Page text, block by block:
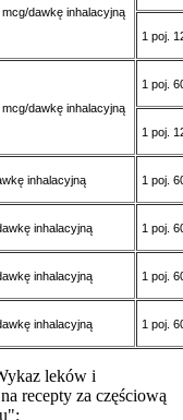
dawkę inhalacyjną
1 poj.
dawkę inhalacyjną
1 poj.
1 poj.
inhalacyjną 1 poj.
inhalacyjną 1 poj.
inhalacyjną 1 poj.
inhalacyjną 1 poj.
leków i
recepty za częściową